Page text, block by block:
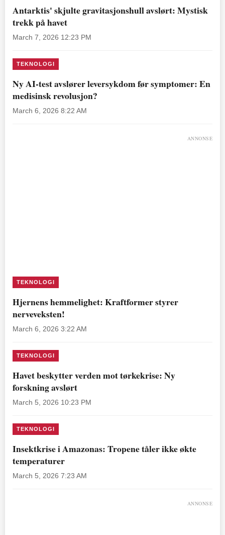
Antarktis' skjulte gravitasjonshull avslørt: Mystisk
trekk på havet
March 7, 2026 12:23 PM
TEKNOLOGI
Ny AI-test avslører leversykdom før symptomer: En
medisinsk revolusjon?
March 6, 2026 8:22 AM
ANNONSE
TEKNOLOGI
Hjernens hemmelighet: Kraftformer styrer
nerveveksten!
March 6, 2026 3:22 AM
TEKNOLOGI
Havet beskytter verden mot tørkekrise: Ny
forskning avslørt
March 5, 2026 10:23 PM
TEKNOLOGI
Insektkrise i Amazonas: Tropene tåler ikke økte
temperaturer
March 5, 2026 7:23 AM
ANNONSE